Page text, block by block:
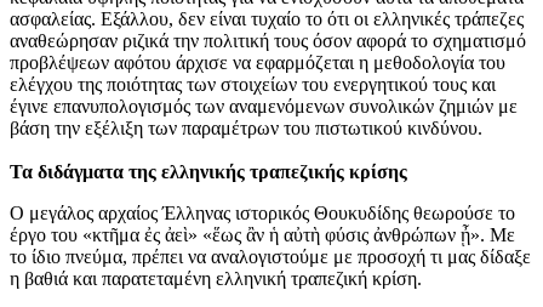
ασφαλείας. Εξάλλου, δεν είναι τυχαίο το ότι οι ελληνικές τράπεζες
αναθεώρησαν ριζικά την πολιτική τους όσον αφορά το σχηματισμό
προβλέψεων αφότου άρχισε να εφαρμόζεται η μεθοδολογία του
ελέγχου της ποιότητας των στοιχείων του ενεργητικού τους και
έγινε επανυπολογισμός των αναμενόμενων συνολικών ζημιών με
βάση την εξέλιξη των παραμέτρων του πιστωτικού κινδύνου.
Τα διδάγματα της ελληνικής τραπεζικής κρίσης
Ο μεγάλος αρχαίος Έλληνας ιστορικός Θουκυδίδης θεωρούσε το
έργο του «κτῆμα ἐς ἀεὶ» «ἕως ἂν ἡ αὐτὴ φύσις ἀνθρώπων ᾖ». Με
το ίδιο πνεύμα, πρέπει να αναλογιστούμε με προσοχή τι μας δίδαξε
η βαθιά και παρατεταμένη ελληνική τραπεζική κρίση.